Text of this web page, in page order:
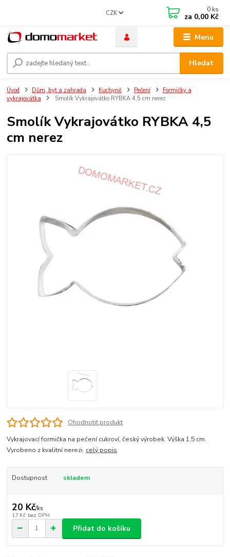
Menu
CZK
Hledat
0 ks
za 0,00 Kč
Úvod Dům, byt a zahrada Kuchyně Pečení
Formičky a
vykrajovátka
Smolík Vykrajovátko RYBKA 4,5 cm nerez
Smolík Vykrajovátko RYBKA 4,5
cm nerez
Ohodnotit produkt
Vykrajovací formička na pečení cukroví, český výrobek. Výška 1,5 cm.
Vyrobeno z kvalitní nerezi. celý popis
Dostupnost skladem
20 Kč/ks
17 Kč bez DPH
Přidat do košíku